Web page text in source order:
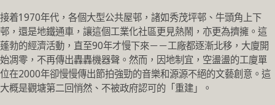
接着1970年代，各個大型公共屋邨，諸如秀茂坪邨、牛頭角上下
邨，還是地鐵通車，讓這個工業化社區更見熱鬧，亦更為擠擁。這
蓬勃的經濟活動，直至90年才慢下來－－工廠都逐漸北移，大廈開
始凋零，不再傳出轟轟機器聲。然而，因地制宜，空盪盪的工廈單
位在2000年卻慢慢傳出節拍強勁的音樂和源源不絕的文藝創意。這
大概是觀塘第二回悄然、不被政府認可的「重建」。